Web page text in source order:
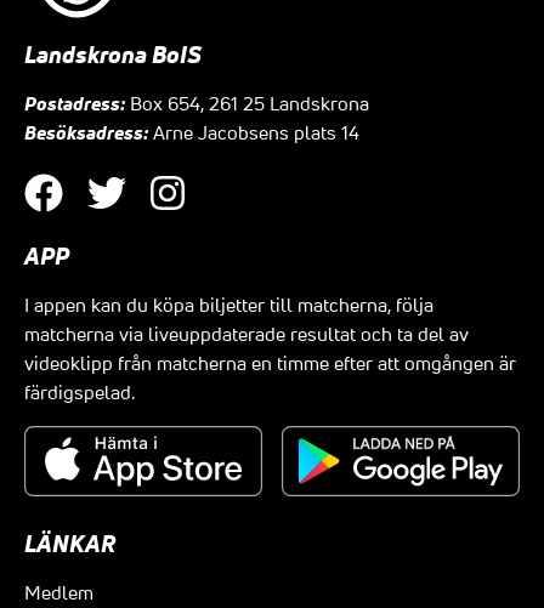
Landskrona BoIS
Postadress: Box 654, 261 25 Landskrona
Besöksadress: Arne Jacobsens plats 14
APP
I appen kan du köpa biljetter till matcherna, följa
matcherna via liveuppdaterade resultat och ta del av
videoklipp från matcherna en timme efter att omgången är
färdigspelad.
LÄNKAR
Medlem